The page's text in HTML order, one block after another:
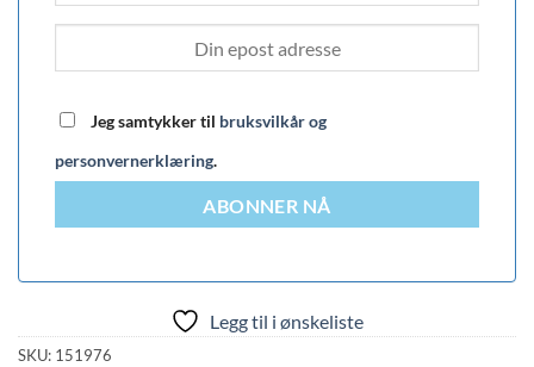
Jeg samtykker til bruksvilkår og
personvernerklæring.
ABONNER NÅ
Legg til i ønskeliste
SKU: 151976